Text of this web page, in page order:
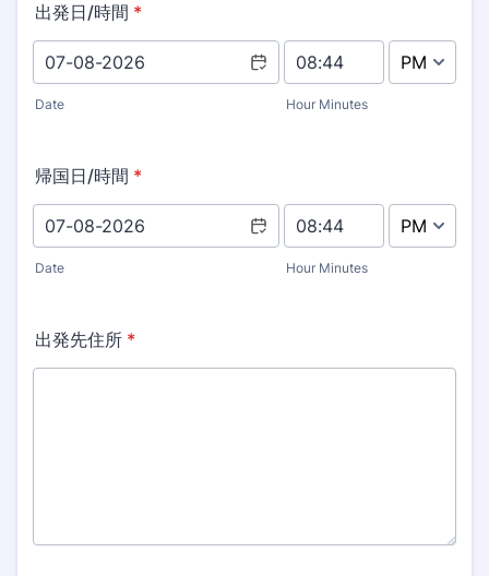
出発日/時間 *
Date Hour Minutes
帰国日/時間 *
Date Hour Minutes
出発先住所 *